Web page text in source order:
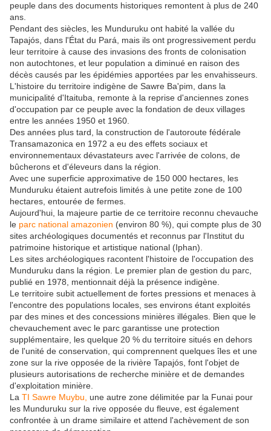
peuple dans des documents historiques remontent à plus de 240
ans.
Pendant des siècles, les Munduruku ont habité la vallée du
Tapajós, dans l'État du Pará, mais ils ont progressivement perdu
leur territoire à cause des invasions des fronts de colonisation
non autochtones, et leur population a diminué en raison des
décès causés par les épidémies apportées par les envahisseurs.
L'histoire du territoire indigène de Sawre Ba'pim, dans la
municipalité d'Itaituba, remonte à la reprise d'anciennes zones
d'occupation par ce peuple avec la fondation de deux villages
entre les années 1950 et 1960.
Des années plus tard, la construction de l'autoroute fédérale
Transamazonica en 1972 a eu des effets sociaux et
environnementaux dévastateurs avec l'arrivée de colons, de
bûcherons et d'éleveurs dans la région.
Avec une superficie approximative de 150 000 hectares, les
Munduruku étaient autrefois limités à une petite zone de 100
hectares, entourée de fermes.
Aujourd'hui, la majeure partie de ce territoire reconnu chevauche
le parc national amazonien (environ 80 %), qui compte plus de 30
sites archéologiques documentés et reconnus par l'Institut du
patrimoine historique et artistique national (Iphan).
Les sites archéologiques racontent l'histoire de l'occupation des
Munduruku dans la région. Le premier plan de gestion du parc,
publié en 1978, mentionnait déjà la présence indigène.
Le territoire subit actuellement de fortes pressions et menaces à
l'encontre des populations locales, ses environs étant exploités
par des mines et des concessions minières illégales. Bien que le
chevauchement avec le parc garantisse une protection
supplémentaire, les quelque 20 % du territoire situés en dehors
de l'unité de conservation, qui comprennent quelques îles et une
zone sur la rive opposée de la rivière Tapajós, font l'objet de
plusieurs autorisations de recherche minière et de demandes
d'exploitation minière.
La TI Sawre Muybu,
une autre zone délimitée par la Funai pour
les Munduruku sur la rive opposée du fleuve, est également
confrontée à un drame similaire et attend l'achèvement de son